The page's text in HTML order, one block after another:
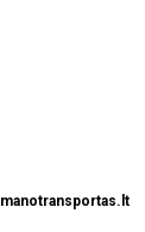
manotransportas.lt